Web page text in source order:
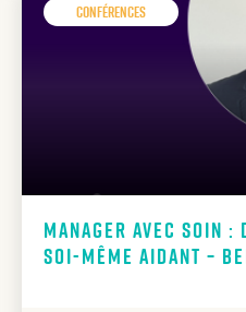
Conférences
Manager avec soin
soi-même aidant –